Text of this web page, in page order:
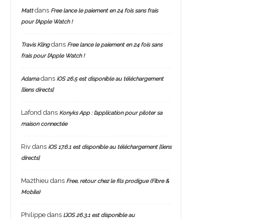
Mattdans Free lance le paiement en 24 fois sans frais
pour l’Apple Watch !
Travis Klingdans Free lance le paiement en 24 fois sans
frais pour l’Apple Watch !
Adamadans iOS 26.5 est disponible au téléchargement
[liens directs]
Lafond dans Konyks App : l’application pour piloter sa
maison connectée
Rivdans iOS 17.6.1 est disponible au téléchargement [liens
directs]
Ma2thieu dans Free, retour chez le fils prodigue (Fibre &
Mobile)
Philippedans L’iOS 26.3.1 est disponible au